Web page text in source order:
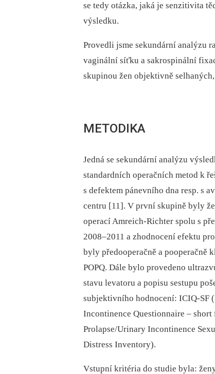
se tedy otázka, jaká je senzitivita
výsledku.
Provedli jsme sekundární analýzu
vaginální síťku a sakrospinální
skupinou žen objektivně
METODIKA
Jedná se sekundární analýzu
standardních operačních metod k
s defektem pánevního dna resp. s
centru [11]. V první skupině byly
operací Amreich-Richter spolu s
2008–2011 a zhodnocení efektu
byly předooperačně a pooperačně
POPQ. Dále bylo provedeno
stavu levatoru a popisu sestupu
subjektivního hodnocení: ICIQ-SF
Incontinence Questionnaire –⁠
Prolapse/Urinary Incontinence
Distress Inventory).
Vstupní kritéria do studie byla: